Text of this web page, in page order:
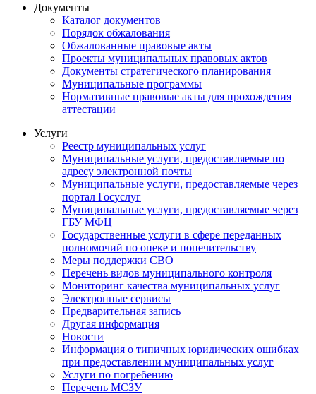
Документы
Каталог документов
Порядок обжалования
Обжалованные правовые акты
Проекты муниципальных правовых актов
Документы стратегического планирования
Муниципальные программы
Нормативные правовые акты для прохождения
аттестации
Услуги
Реестр муниципальных услуг
Муниципальные услуги, предоставляемые по
адресу электронной почты
Муниципальные услуги, предоставляемые через
портал Госуслуг
Муниципальные услуги, предоставляемые через
ГБУ МФЦ
Государственные услуги в сфере переданных
полномочий по опеке и попечительству
Меры поддержки СВО
Перечень видов муниципального контроля
Мониторинг качества муниципальных услуг
Электронные сервисы
Предварительная запись
Другая информация
Новости
Информация о типичных юридических ошибках
при предоставлении муниципальных услуг
Услуги по погребению
Перечень МСЗУ